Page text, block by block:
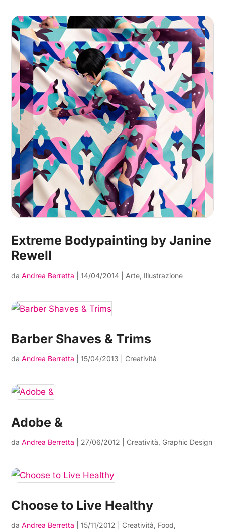
Extreme Bodypainting by Janine
Rewell
daAndrea Berretta |14/04/2014 Arte, Illustrazione
Barber Shaves & Trims
daAndrea Berretta |15/04/2013 Creatività
Adobe &
daAndrea Berretta 27/06/2012 Creatività, Graphic Design
Choose to Live Healthy
daAndrea Berretta |15/11/2012 Creatività, Food,